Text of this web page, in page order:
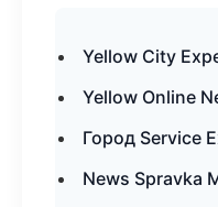
Yellow City
Yellow Online
Город Service
News Spravka